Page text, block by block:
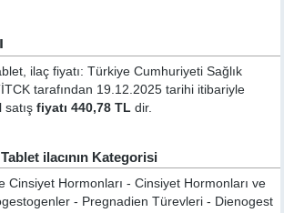
ilaç fiyatı: Türkiye Cumhuriyeti Sağlık
tarafından 19.12.2025 tarihi itibariyle
satışfiyatı 440,78 TL dir.
ilacının Kategorisi
Cinsiyet Hormonları - Cinsiyet Hormonları ve
- Pregnadien Türevleri - Dienogest